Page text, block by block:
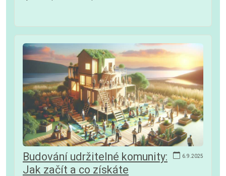
6.9.2025
Budování udržitelné komunity:
Jak začít a co získáte